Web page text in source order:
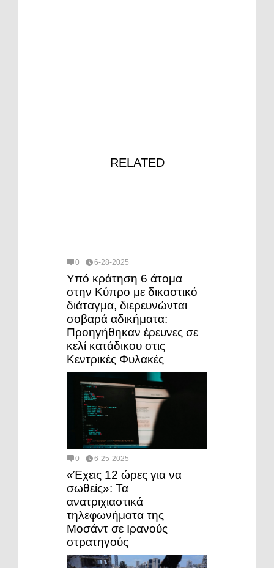
RELATED
0 6-28-2025
Υπό κράτηση 6 άτομα
στην Κύπρο με δικαστικό
διάταγμα, διερευνώνται
σοβαρά αδικήματα:
Προηγήθηκαν έρευνες σε
κελί κατάδικου στις
Κεντρικές Φυλακές
0 6-25-2025
«Έχεις 12 ώρες για να
σωθείς»: Τα
ανατριχιαστικά
τηλεφωνήματα της
Μοσάντ σε Ιρανούς
στρατηγούς